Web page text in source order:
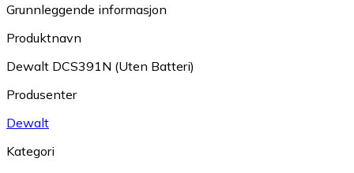
Grunnleggende informasjon
Produktnavn
Dewalt DCS391N (Uten Batteri)
Produsenter
Dewalt
Kategori